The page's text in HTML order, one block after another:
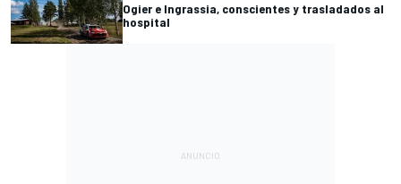
Ogier e Ingrassia, conscientes y trasladados al
hospital